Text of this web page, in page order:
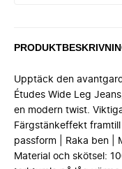
Upptäck den
Études Wide Leg
en modern twist.
Färgstänkeffekt
passform | Raka ben |
Material och skötsel: